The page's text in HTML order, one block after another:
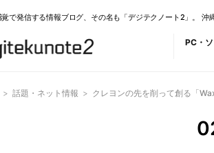
で発信する情報ブログ、その名も「デジテクノート2」。 沖
PC・
> 話題・ネット情報 > クレヨンの先を削って創る「